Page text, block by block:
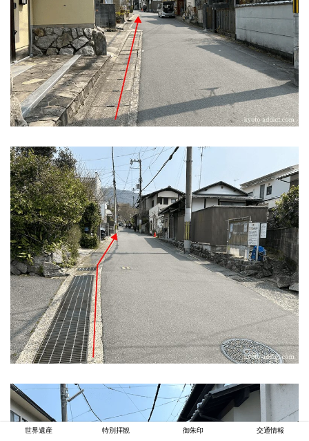
世界遺産 特別拝観 御朱印 交通情報